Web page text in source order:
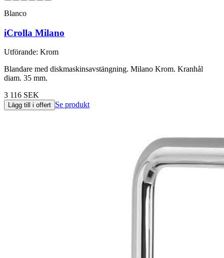
Blanco
iCrolla Milano
Utförande: Krom
Blandare med diskmaskinsavstängning. Milano Krom. Kranhål
diam. 35 mm.
3 116 SEK
Lägg till i offert Se produkt